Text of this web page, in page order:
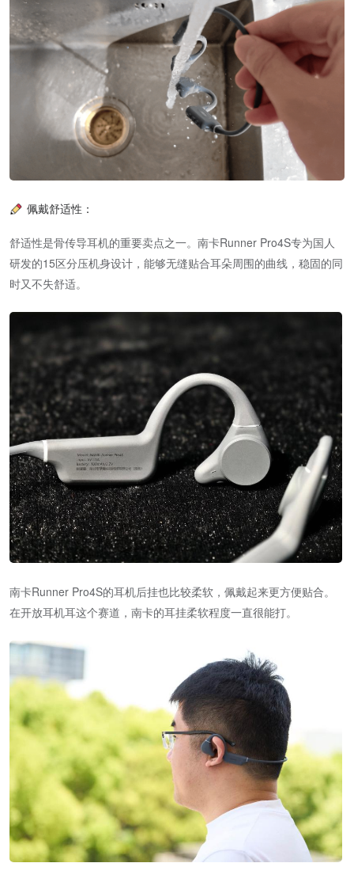
佩戴舒适性：
舒适性是骨传导耳机的重要卖点之一。南卡Runner Pro4S专为国人
研发的15区分压机身设计，能够无缝贴合耳朵周围的曲线，稳固的同
时又不失舒适。
南卡Runner Pro4S的耳机后挂也比较柔软，佩戴起来更方便贴合。
在开放耳机耳这个赛道，南卡的耳挂柔软程度一直很能打。